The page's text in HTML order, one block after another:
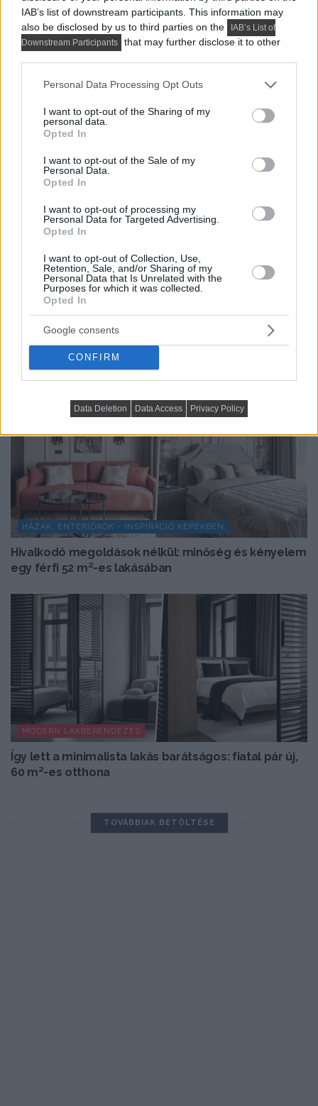
IAB’s list of downstream participants. This information may
also be disclosed by us to third parties on the
IAB’s List of
Downstream Participants
that may further disclose it to other
Please note that this website/app uses one or more Google
not limited to your visit or usage behaviour. You may click to
grant or deny consent to Google and its third-party tags to
use your data for below specified purposes in below Google
consent section.
Personal Data Processing Opt Outs
I want to opt-out of the Sharing of my
personal data.
Opted In
I want to opt-out of the Sale of my
Personal Data.
Opted In
I want to opt-out of processing my
Personal Data for Targeted Advertising.
Opted In
I want to opt-out of Collection, Use,
Retention, Sale, and/or Sharing of my
Personal Data that Is Unrelated with the
Purposes for which it was collected.
Opted In
Google consents
CONFIRM
Data Deletion Data Access Privacy Policy
5 látványos hálószobai megoldás,
amelyet később könnyű megbánni
TOVÁBBIAK BETÖLTÉSE
HÁZAK, ENTERIŐRÖK - INSPIRÁCIÓ KÉPEKBEN
Hivalkodó megoldások nélkül: minőség és kényelem
egy férfi 52 m²-es lakásában
MODERN LAKBERENDEZÉS
Így lett a minimalista lakás barátságos: fiatal pár új,
60 m²-es otthona
TOVÁBBIAK BETÖLTÉSE